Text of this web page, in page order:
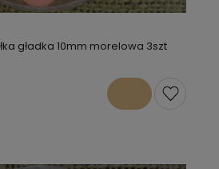
gładka 10mm morelowa 3szt